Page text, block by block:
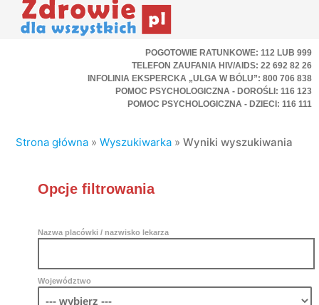
POGOTOWIE RATUNKOWE: 112 LUB 999
TELEFON ZAUFANIA HIV/AIDS: 22 692 82 26
INFOLINIA EKSPERCKA „ULGA W BÓLU”: 800 706 838
POMOC PSYCHOLOGICZNA - DOROŚLI: 116 123
POMOC PSYCHOLOGICZNA - DZIECI: 116 111
Strona główna »Wyszukiwarka »Wyniki wyszukiwania
Opcje filtrowania
Nazwa placówki / nazwisko lekarza
Województwo